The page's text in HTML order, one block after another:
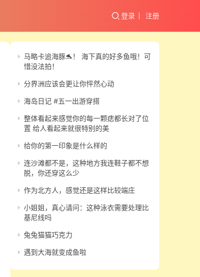
登录 注册
马略卡追海豚🐬！ 海下真的好多鱼哦！可
惜没法拍！
分界洲应该会更让你怦然心动
海岛日记 #五一出游穿搭
整体看起来感觉你的每一颗痣都长对了位
置 给人看起来就很特别的美
给你的第一印象是什么样的
连沙滩都不是，这种地方我连鞋子都不想
脱，你还穿这么少
作为北方人，感觉还是这样比较端庄
小姐姐，真心请问：这种泳衣需要处理比
基尼线吗
兔兔猫猫巧克力
遇到大海就变成鱼啦